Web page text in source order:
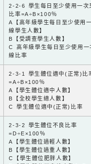
2-2-6 學生每日至少使用一次
比率=A÷B×100％
A【高年級學生每日至少使用
線學生人數】
B【受調查學生人數】
C 高年級學生每日至少使用一
線比率
2-3-1 學生體位適中(正常)比
=A÷B×100％
A【學生體位適中人數】
B【全校學生總人數】
C 學生體位適中(正常)比率
2-3-2 學生體位不良比率
=D÷E×100％
A【學生體位過輕人數】
B【學生體位過重人數】
C【學生體位肥胖人數】